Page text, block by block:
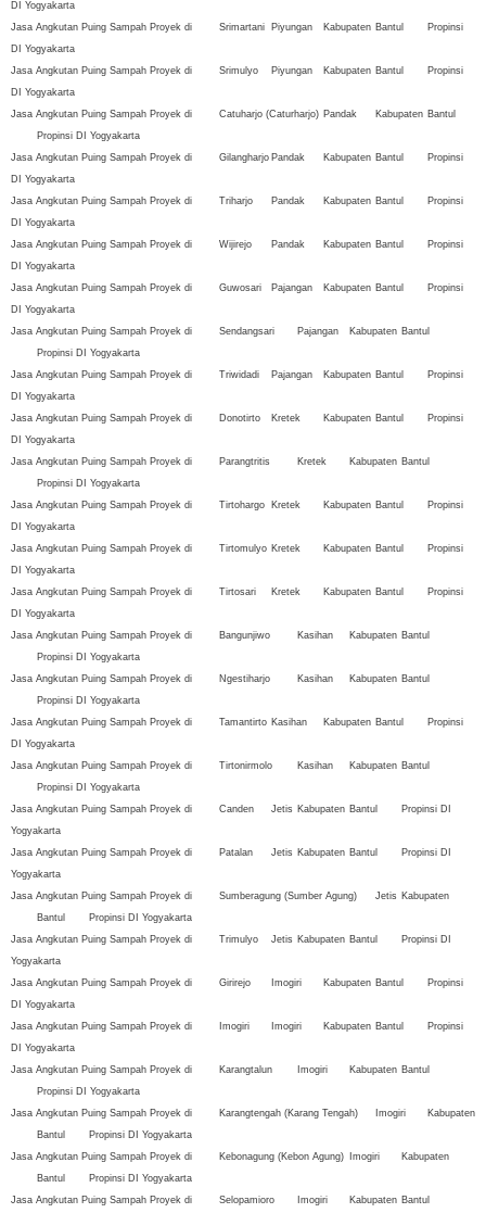
DI Yogyakarta
Jasa Angkutan Puing Sampah Proyek di
Srimartani Piyungan Kabupaten Bantul
Propinsi
DI Yogyakarta
Jasa Angkutan Puing Sampah Proyek di
Srimulyo Piyungan Kabupaten Bantul
Propinsi
DI Yogyakarta
Jasa Angkutan Puing Sampah Proyek di
Catuharjo (Caturharjo) Pandak Kabupaten Bantul
Propinsi DI Yogyakarta
Jasa Angkutan Puing Sampah Proyek di
Gilangharjo Pandak Kabupaten Bantul
Propinsi
DI Yogyakarta
Jasa Angkutan Puing Sampah Proyek di
Triharjo Pandak Kabupaten Bantul
Propinsi
DI Yogyakarta
Jasa Angkutan Puing Sampah Proyek di
Wijirejo Pandak Kabupaten Bantul
Propinsi
DI Yogyakarta
Jasa Angkutan Puing Sampah Proyek di
Guwosari Pajangan Kabupaten Bantul
Propinsi
DI Yogyakarta
Jasa Angkutan Puing Sampah Proyek di
Sendangsari Pajangan Kabupaten Bantul
Propinsi DI Yogyakarta
Jasa Angkutan Puing Sampah Proyek di
Triwidadi Pajangan Kabupaten Bantul
Propinsi
DI Yogyakarta
Jasa Angkutan Puing Sampah Proyek di
Donotirto Kretek Kabupaten Bantul
Propinsi
DI Yogyakarta
Jasa Angkutan Puing Sampah Proyek di
Parangtritis Kretek Kabupaten Bantul
Propinsi DI Yogyakarta
Jasa Angkutan Puing Sampah Proyek di
Tirtohargo Kretek Kabupaten Bantul
Propinsi
DI Yogyakarta
Jasa Angkutan Puing Sampah Proyek di
Tirtomulyo Kretek Kabupaten Bantul
Propinsi
DI Yogyakarta
Jasa Angkutan Puing Sampah Proyek di
Tirtosari Kretek Kabupaten Bantul
Propinsi
DI Yogyakarta
Jasa Angkutan Puing Sampah Proyek di
Bangunjiwo Kasihan Kabupaten Bantul
Propinsi DI Yogyakarta
Jasa Angkutan Puing Sampah Proyek di
Ngestiharjo Kasihan Kabupaten Bantul
Propinsi DI Yogyakarta
Jasa Angkutan Puing Sampah Proyek di
Tamantirto Kasihan Kabupaten Bantul
Propinsi
DI Yogyakarta
Jasa Angkutan Puing Sampah Proyek di
Tirtonirmolo Kasihan Kabupaten Bantul
Propinsi DI Yogyakarta
Jasa Angkutan Puing Sampah Proyek di
Canden Jetis Kabupaten Bantul
Propinsi DI
Yogyakarta
Jasa Angkutan Puing Sampah Proyek di
Patalan Jetis Kabupaten Bantul
Propinsi DI
Yogyakarta
Jasa Angkutan Puing Sampah Proyek di
Sumberagung (Sumber Agung) Jetis Kabupaten
Bantul
Propinsi DI Yogyakarta
Jasa Angkutan Puing Sampah Proyek di
Trimulyo Jetis Kabupaten Bantul
Propinsi DI
Yogyakarta
Jasa Angkutan Puing Sampah Proyek di
Girirejo Imogiri Kabupaten Bantul
Propinsi
DI Yogyakarta
Jasa Angkutan Puing Sampah Proyek di
Imogiri Imogiri Kabupaten Bantul
Propinsi
DI Yogyakarta
Jasa Angkutan Puing Sampah Proyek di
Karangtalun Imogiri Kabupaten Bantul
Propinsi DI Yogyakarta
Jasa Angkutan Puing Sampah Proyek di
Karangtengah (Karang Tengah) Imogiri
Kabupaten
Bantul
Propinsi DI Yogyakarta
Jasa Angkutan Puing Sampah Proyek di
Kebonagung (Kebon Agung) Imogiri
Kabupaten
Bantul
Propinsi DI Yogyakarta
Jasa Angkutan Puing Sampah Proyek di
Selopamioro Imogiri Kabupaten Bantul